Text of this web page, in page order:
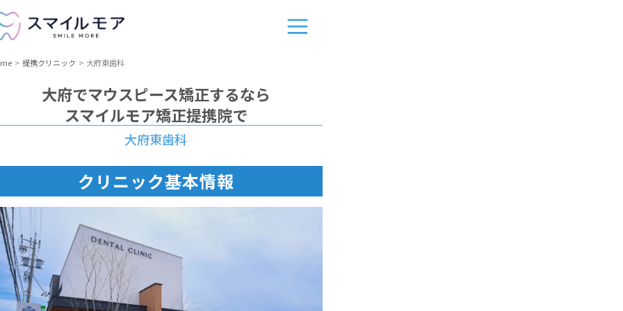
提携クリニック 大府東歯科
大府でマウスピース矯正するなら
スマイルモア矯正提携院で
大府東歯科
クリニック基本情報